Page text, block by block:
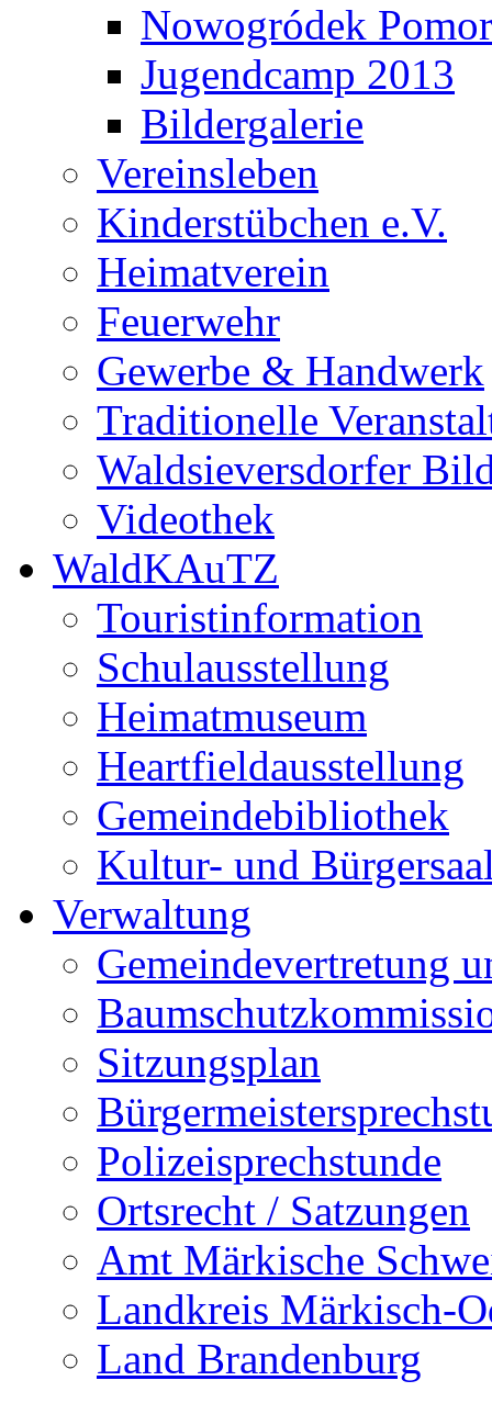
Nowogródek
Jugendcamp 2013
Bildergalerie
Vereinsleben
Kinderstübchen e.V.
Heimatverein
Feuerwehr
Gewerbe & Handwerk
Traditionelle
Waldsieversdorfer
Videothek
WaldKAuTZ
Touristinformation
Schulausstellung
Heimatmuseum
Heartfieldausstellung
Gemeindebibliothek
Kultur- und
Verwaltung
Gemeindevertretung
Sitzungsplan
Polizeisprechstunde
Ortsrecht / Satzungen
Amt Märkische
Landkreis Märkisch-
Land Brandenburg